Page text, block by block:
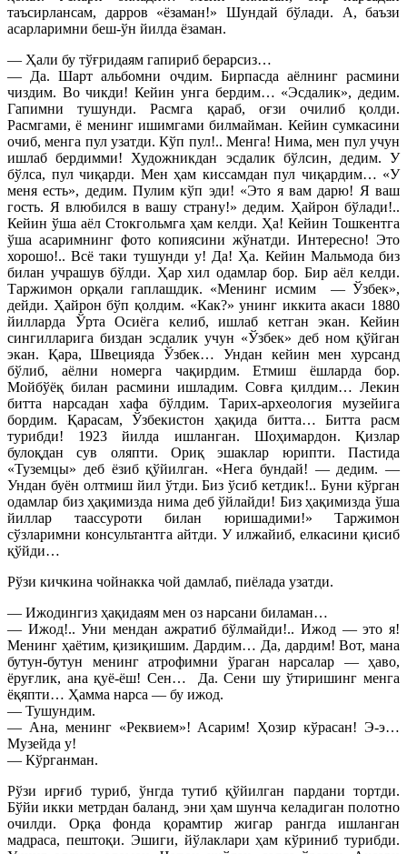
таъсирлансам, дарров «ёзаман!» Шундай бўлади. А, баъзи
асарларимни беш-ўн йилда ёзаман.
— Ҳали бу тўғридаям гапириб берарсиз…
— Да. Шарт альбомни очдим. Бирпасда аёлнинг расмини
чиздим. Во чикди! Кейин унга бердим… «Эсдалик», дедим.
Гапимни тушунди. Расмга қараб, оғзи очилиб қолди.
Расмгами, ё менинг ишимгами билмайман. Кейин сумкасини
очиб, менга пул узатди. Кўп пул!.. Менга! Нима, мен пул учун
ишлаб бердимми! Художникдан эсдалик бўлсин, дедим. У
бўлса, пул чиқарди. Мен ҳам киссамдан пул чиқардим… «У
меня есть», дедим. Пулим кўп эди! «Это я вам дарю! Я ваш
гость. Я влюбился в вашу страну!» дедим. Ҳайрон бўлади!..
Кейин ўша аёл Стокгольмга ҳам келди. Ҳа! Кейин Тошкентга
ўша асаримнинг фото копиясини жўнатди. Интересно! Это
хорошо!.. Всё таки тушунди у! Да! Ҳа. Кейин Мальмода биз
билан учрашув бўлди. Ҳар хил одамлар бор. Бир аёл келди.
Таржимон орқали гаплашдик. «Менинг исмим — Ўзбек»,
дейди. Ҳайрон бўп қолдим. «Как?» унинг иккита акаси 1880
йилларда Ўрта Осиёга келиб, ишлаб кетган экан. Кейин
сингилларига биздан эсдалик учун «Ўзбек» деб ном қўйган
экан. Қара, Швецияда Ўзбек… Ундан кейин мен хурсанд
бўлиб, аёлни номерга чақирдим. Етмиш ёшларда бор.
Мойбўёқ билан расмини ишладим. Совға қилдим… Лекин
битта нарсадан хафа бўлдим. Тарих-археология музейига
бордим. Қарасам, Ўзбекистон ҳақида битта… Битта расм
турибди! 1923 йилда ишланган. Шоҳимардон. Қизлар
булоқдан сув оляпти. Ориқ эшаклар юрипти. Пастида
«Туземцы» деб ёзиб қўйилган. «Нега бундай! — дедим. —
Ундан буён олтмиш йил ўтди. Биз ўсиб кетдик!.. Буни кўрган
одамлар биз ҳақимизда нима деб ўйлайди! Биз ҳақимизда ўша
йиллар таассуроти билан юришадими!» Таржимон
сўзларимни консультантга айтди. У илжайиб, елкасини қисиб
қўйди…
Рўзи кичкина чойнакка чой дамлаб, пиёлада узатди.
— Ижодингиз ҳақидаям мен оз нарсани биламан…
— Ижод!.. Уни мендан ажратиб бўлмайди!.. Ижод — это я!
Менинг ҳаётим, қизиқишим. Дардим… Да, дардим! Вот, мана
бутун-бутун менинг атрофимни ўраган нарсалар — ҳаво,
ёруғлик, ана қуё-ёш! Сен… Да. Сени шу ўтиришинг менга
ёқяпти… Ҳамма нарса — бу ижод.
— Тушундим.
— Ана, менинг «Реквием»! Асарим! Ҳозир кўрасан! Э-э…
Музейда у!
— Кўрганман.
Рўзи ирғиб туриб, ўнгда тутиб қўйилган пардани тортди.
Бўйи икки метрдан баланд, эни ҳам шунча келадиган полотно
очилди. Орқа фонда қорамтир жигар рангда ишланган
мадраса, пештоқи. Эшиги, йўлаклари ҳам кўриниб турибди.